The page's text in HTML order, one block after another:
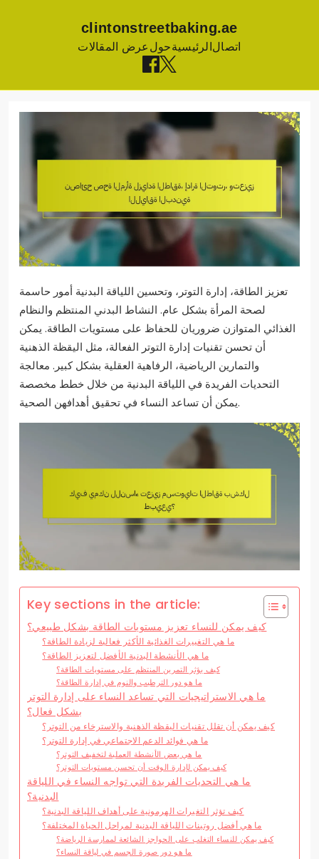
clintonstreetbaking.ae
عرض المقالات حولالرئيسية اتصال
content
تعزيز الطاقة، إدارة التوتر، وتحسين اللياقة البدنية أمور حاسمة
لصحة المرأة بشكل عام. النشاط البدني المنتظم والنظام
الغذائي المتوازن ضروريان للحفاظ على مستويات الطاقة. يمكن
أن تحسن تقنيات إدارة التوتر الفعالة، مثل اليقظة الذهنية
والتمارين الرياضية، الرفاهية العقلية بشكل كبير. معالجة
التحديات الفريدة في اللياقة البدنية من خلال خطط مخصصة
يمكن أن تساعد النساء في تحقيق أهدافهن الصحية.
Key sections in the article:
كيف يمكن للنساء تعزيز مستويات الطاقة بشكل طبيعي؟
ما هي التغييرات الغذائية الأكثر فعالية لزيادة الطاقة؟
ما هي الأنشطة البدنية الأفضل لتعزيز الطاقة؟
كيف يؤثر التمرين المنتظم على مستويات الطاقة؟
ما هو دور الترطيب والنوم في إدارة الطاقة؟
ما هي الاستراتيجيات التي تساعد النساء على إدارة التوتر
بشكل فعال؟
كيف يمكن أن تقلل تقنيات اليقظة الذهنية والاسترخاء من التوتر؟
ما هي فوائد الدعم الاجتماعي في إدارة التوتر؟
ما هي بعض الأنشطة العملية لتخفيف التوتر؟
كيف يمكن لإدارة الوقت أن تحسن مستويات التوتر؟
ما هي التحديات الفريدة التي تواجه النساء في اللياقة
البدنية؟
كيف تؤثر التغيرات الهرمونية على أهداف اللياقة البدنية؟
ما هي أفضل روتينات اللياقة البدنية لمراحل الحياة المختلفة؟
كيف يمكن للنساء التغلب على الحواجز الشائعة لممارسة الرياضة؟
ما هو دور صورة الجسم في لياقة النساء؟